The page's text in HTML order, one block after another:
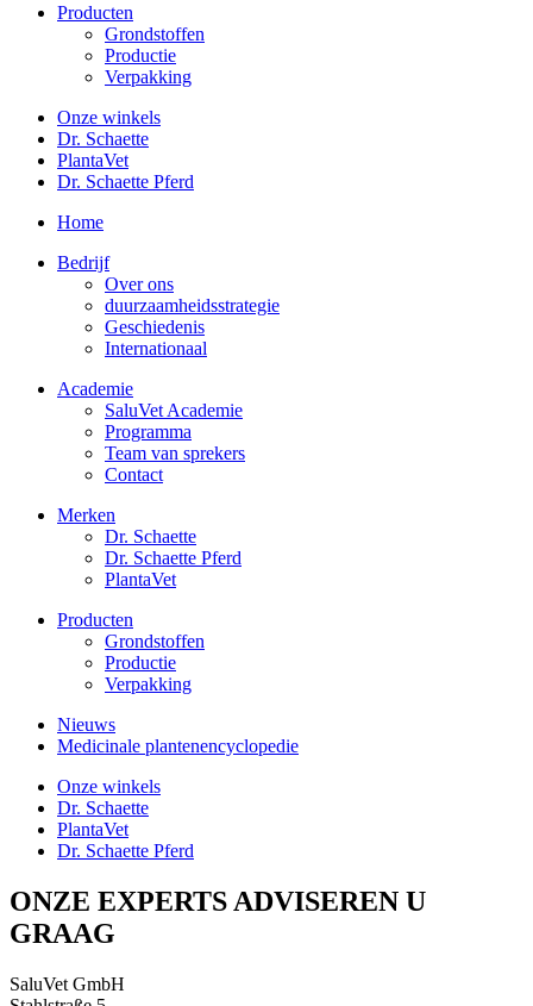
Producten
Grondstoffen
Productie
Verpakking
Onze winkels
Dr. Schaette
PlantaVet
Dr. Schaette Pferd
Home
Bedrijf
Over ons
duurzaamheidsstrategie
Geschiedenis
Internationaal
Academie
SaluVet Academie
Programma
Team van sprekers
Contact
Merken
Dr. Schaette
Dr. Schaette Pferd
PlantaVet
Producten
Grondstoffen
Productie
Verpakking
Nieuws
Medicinale plantenencyclopedie
Onze winkels
Dr. Schaette
PlantaVet
Dr. Schaette Pferd
ONZE EXPERTS ADVISEREN U
GRAAG
SaluVet GmbH